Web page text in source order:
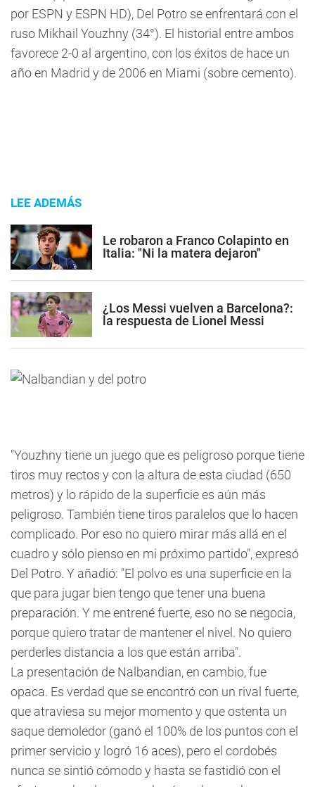
por ESPN y ESPN HD), Del Potro se enfrentará con el
ruso Mikhail Youzhny (34°). El historial entre ambos
favorece 2-0 al argentino, con los éxitos de hace un
año en Madrid y de 2006 en Miami (sobre cemento).
LEE ADEMÁS
Le robaron a Franco Colapinto en
Italia: "Ni la matera dejaron"
¿Los Messi vuelven a Barcelona?:
la respuesta de Lionel Messi
"Youzhny tiene un juego que es peligroso porque tiene
tiros muy rectos y con la altura de esta ciudad (650
metros) y lo rápido de la superficie es aún más
peligroso. También tiene tiros paralelos que lo hacen
complicado. Por eso no quiero mirar más allá en el
cuadro y sólo pienso en mi próximo partido", expresó
Del Potro. Y añadió: "El polvo es una superficie en la
que para jugar bien tengo que tener una buena
preparación. Y me entrené fuerte, eso no se negocia,
porque quiero tratar de mantener el nivel. No quiero
perderles distancia a los que están arriba".
La presentación de Nalbandian, en cambio, fue
opaca. Es verdad que se encontró con un rival fuerte,
que atraviesa su mejor momento y que ostenta un
saque demoledor (ganó el 100% de los puntos con el
primer servicio y logró 16 aces), pero el cordobés
nunca se sintió cómodo y hasta se fastidió con el